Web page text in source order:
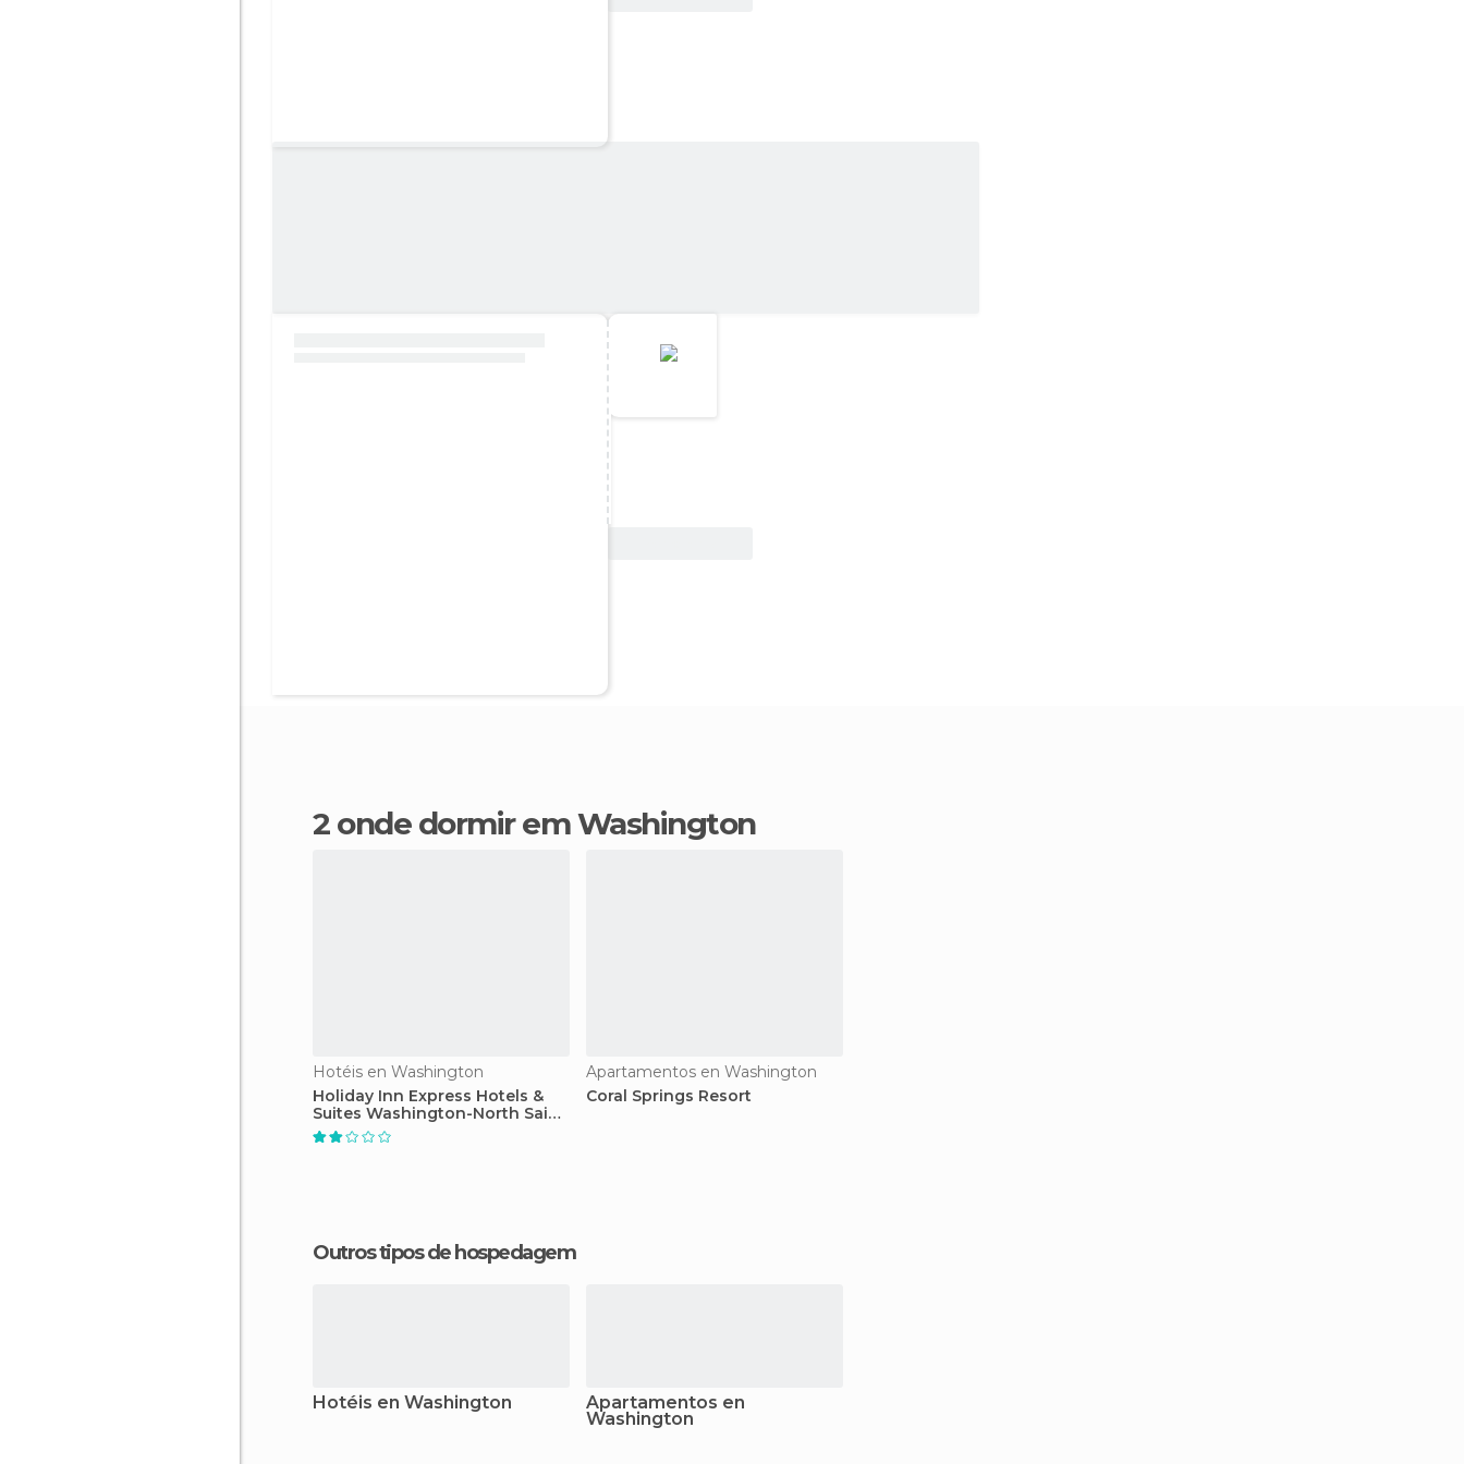
2 onde dormir em Washington
Hotéis en Washington
Holiday Inn Express Hotels &
Suites Washington-North Saint
George
Apartamentos en Washington
Coral Springs Resort
Outros tipos de hospedagem
Hotéis en Washington Apartamentos en
Washington